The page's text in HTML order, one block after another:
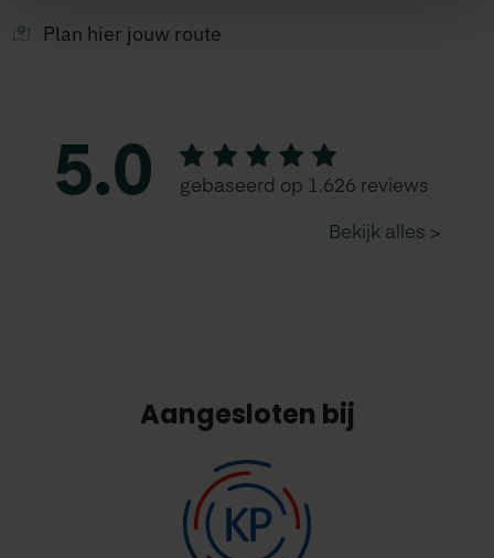
Plan hier jouw route
Aangesloten bij